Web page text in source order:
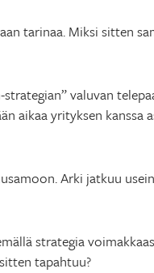
tarinaa. Miksi sitten
valuvan
aikaa yrityksen kanssa
Arki jatkuu
strategia
tapahtuu?